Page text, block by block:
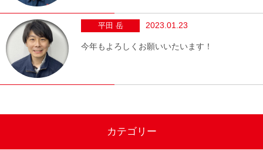
平田 岳 2023.01.23
今年もよろしくお願いいたいます！
カテゴリー